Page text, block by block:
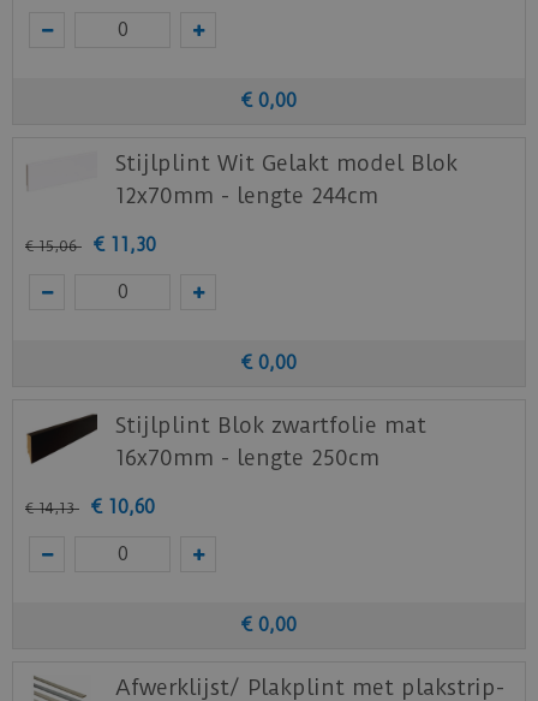
€ 0,00
Stijlplint Wit Gelakt model Blok
12x70mm - lengte 244cm
€ 15,06 € 11,30
€ 0,00
Stijlplint Blok zwartfolie mat
16x70mm - lengte 250cm
€ 14,13 € 10,60
€ 0,00
Afwerklijst/ Plakplint met plakstrip-